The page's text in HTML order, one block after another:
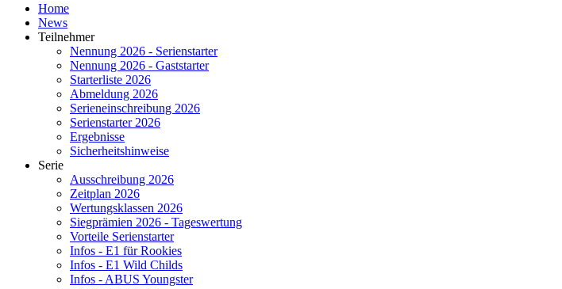
Home
News
Teilnehmer
Nennung 2026 - Serienstarter
Nennung 2026 - Gaststarter
Starterliste 2026
Abmeldung 2026
Serieneinschreibung 2026
Serienstarter 2026
Ergebnisse
Sicherheitshinweise
Serie
Ausschreibung 2026
Zeitplan 2026
Wertungsklassen 2026
Siegprämien 2026 - Tageswertung
Vorteile Serienstarter
Infos - E1 für Rookies
Infos - E1 Wild Childs
Infos - ABUS Youngster